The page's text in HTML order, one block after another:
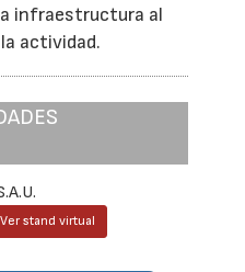
infraestructura al
actividad.
Ver stand virtual